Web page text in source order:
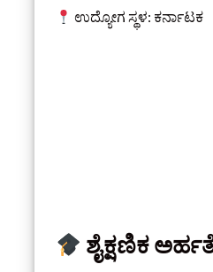
ಉದ್ಯೋಗ ಸ್ಥಳ: ಕರ್ನಾಟಕ
ಶೈಕ್ಷಣಿಕ